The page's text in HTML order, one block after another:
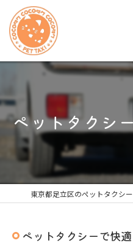
ペットタクシ
ペットタクシーで快